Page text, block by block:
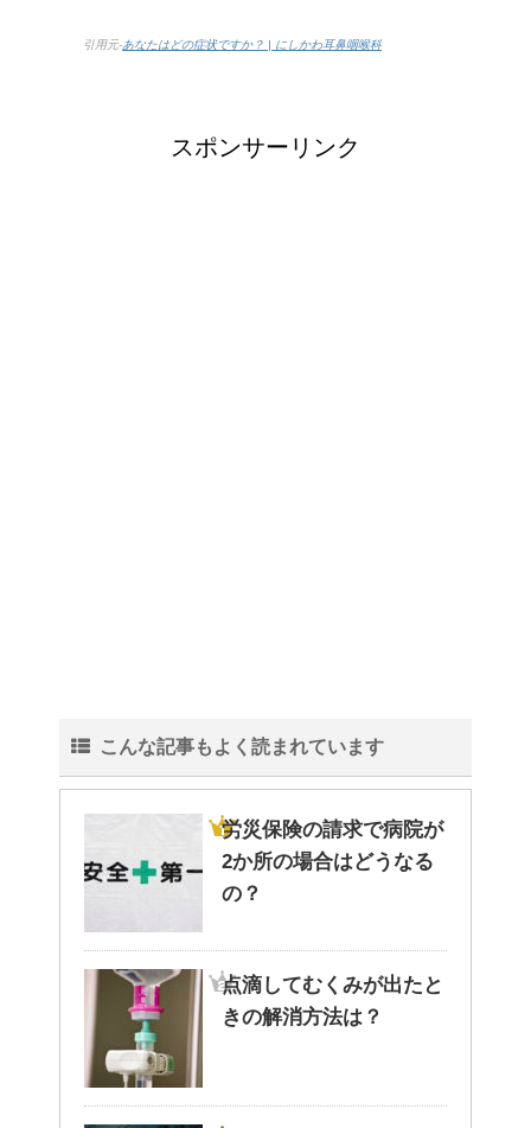
引用元-あなたはどの症状ですか？ | にしかわ耳鼻咽喉科
スポンサーリンク
こんな記事もよく読まれています
労災保険の請求で病院が
2か所の場合はどうなる
の？
点滴してむくみが出たと
きの解消方法は？